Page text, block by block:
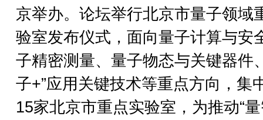
京举办。论坛举行北京市量子领域
验室发布仪式，面向量子计算与安
子精密测量、量子物态与关键器件
子+”应用关键技术等重点方向，集
15家北京市重点实验室，为推动“